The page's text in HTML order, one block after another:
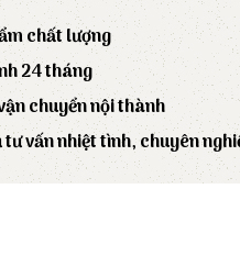
chất lượng
24 tháng
chuyển nội thành
vấn nhiệt tình, chuyên